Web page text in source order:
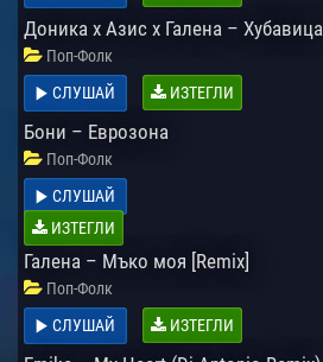
Доника х Азис х Галена – Хубавица
Поп-Фолк
СЛУШАЙ
ИЗТЕГЛИ
Бони – Еврозона
Поп-Фолк
СЛУШАЙ
ИЗТЕГЛИ
Галена – Мъко моя [Remix]
Поп-Фолк
СЛУШАЙ
ИЗТЕГЛИ